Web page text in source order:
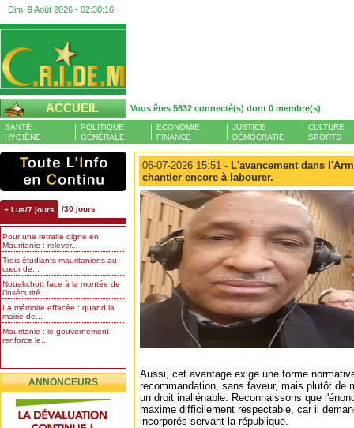
Dim, 9 Août 2026 - 02:30:17
ACCUEIL Vous êtes 5632 connecté(s) dont 0 membre(s)
SANTÉ
HYGIÈNE
POLITIQUE
GÉNÉRALE
ECONOMIE
FINANCE
JUSTICE
DÉMOCRATIE
CULTURE
SPORTS
+ Lus/7 jours /30 jours
Pour une retraite digne en
Mauritanie : relever...
Trois étudiants mauritaniens au
cœur de...
Nouakchott face à la montée de
l’insécurité...
La mémoire effacée : quand la
mairie de...
Mauritanie : le gouvernement
renforce le...
ANNONCEURS
06-07-2026 15:51 - L'avancement dans
chantier encore à labourer.
Aussi, cet avantage exige une forme
recommandation, sans faveur, mais plutôt de
un droit inaliénable. Reconnaissons que
maxime difficilement respectable, car il
incorporés servant la république.